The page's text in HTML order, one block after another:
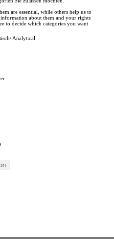
are essential, while others help us to
about them and your rights
to decide which categories you want
Analytical